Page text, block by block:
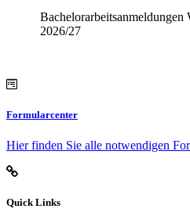
Bachelorarbeitsanmeldungen
2026/27
Formularcenter
Hier finden Sie alle notwendigen
Quick Links